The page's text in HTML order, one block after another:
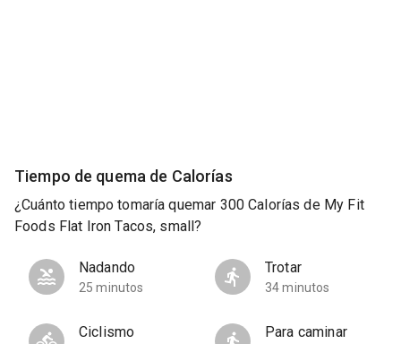
Tiempo de quema de Calorías
¿Cuánto tiempo tomaría quemar 300 Calorías de My Fit
Foods Flat Iron Tacos, small?
Nadando
25 minutos
Trotar
34 minutos
Ciclismo Para caminar